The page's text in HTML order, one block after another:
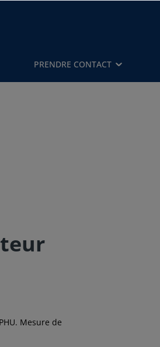
PRENDRE CONTACT
Mesure de